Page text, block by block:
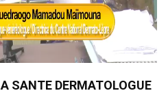
SANTE DERMATOLOGUE